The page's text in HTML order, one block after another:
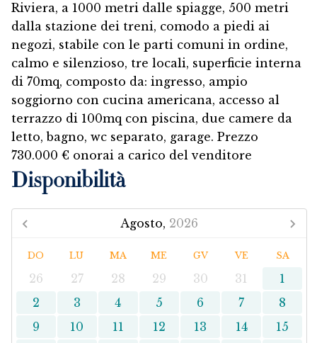
Riviera, a 1000 metri dalle spiagge, 500 metri
dalla stazione dei treni, comodo a piedi ai
negozi, stabile con le parti comuni in ordine,
calmo e silenzioso, tre locali, superficie interna
di 70mq, composto da: ingresso, ampio
soggiorno con cucina americana, accesso al
terrazzo di 100mq con piscina, due camere da
letto, bagno, wc separato, garage. Prezzo
730.000 € onorai a carico del venditore
Disponibilità
Agosto, 2026
DO LU MA ME GV VE SA
26 27 28 29 30 31
1
2
3 4 5 6 7
8
9
10 11 12 13 14
15